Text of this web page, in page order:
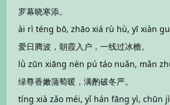
罗幕晓寒添。
ài rì téng bō, zhāo xiá rù hù, yī xiàn
爱日腾波，朝霞入户，一线过冰檐。
lǜ zūn xiāng nèn pú táo nuǎn, mǎn
绿尊香嫩蒲萄暖，满酌破冬严。
tíng xià zǎo méi, yǐ hán fāng yì, chūn